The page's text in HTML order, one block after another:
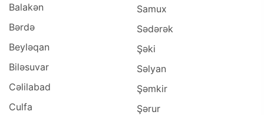
Balakən
Bərdə
Beyləqan
Biləsuvar
Cəlilabad
Culfa
Samux
Sədərək
Şəki
Səlyan
Şəmkir
Şərur